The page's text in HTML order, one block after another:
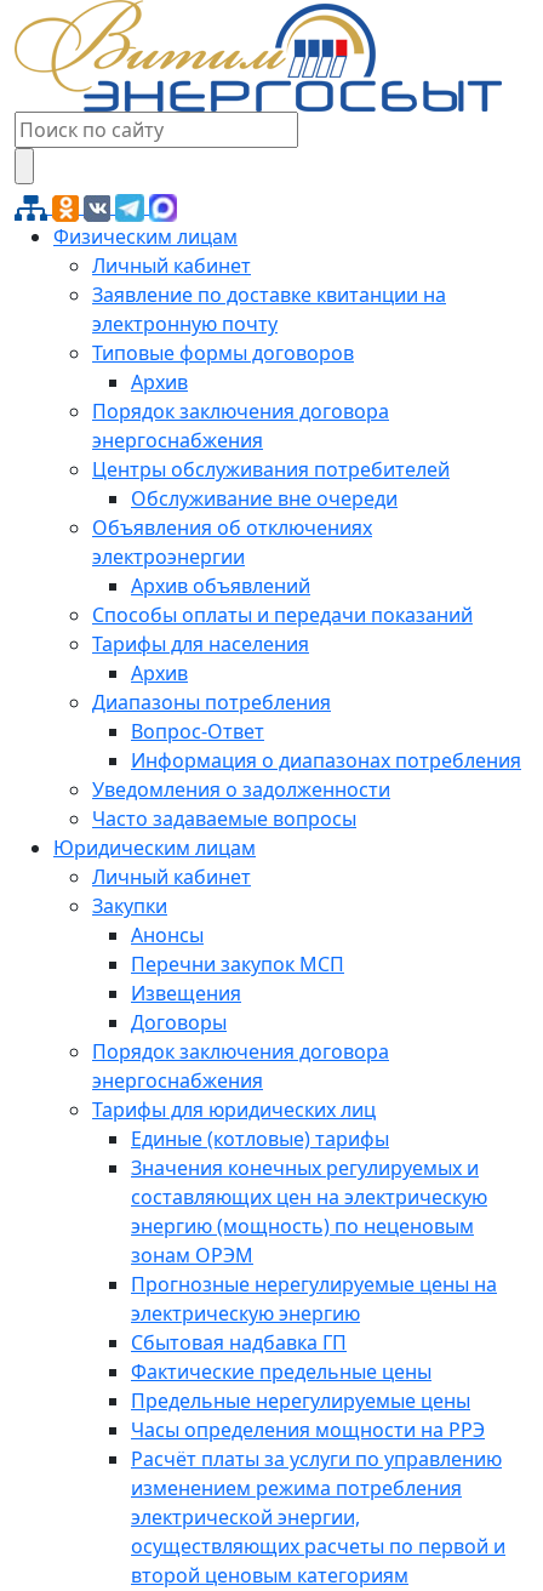
Физическим лицам
Личный кабинет
Заявление по доставке квитанции на
электронную почту
Типовые формы договоров
Архив
Порядок заключения договора
энергоснабжения
Центры обслуживания потребителей
Обслуживание вне очереди
Объявления об отключениях
электроэнергии
Архив объявлений
Способы оплаты и передачи показаний
Тарифы для населения
Архив
Диапазоны потребления
Вопрос-Ответ
Информация о диапазонах потребления
Уведомления о задолженности
Часто задаваемые вопросы
Юридическим лицам
Личный кабинет
Закупки
Анонсы
Перечни закупок МСП
Извещения
Договоры
Порядок заключения договора
энергоснабжения
Тарифы для юридических лиц
Единые (котловые) тарифы
Значения конечных регулируемых и
составляющих цен на электрическую
энергию (мощность) по неценовым
зонам ОРЭМ
Прогнозные нерегулируемые цены на
электрическую энергию
Сбытовая надбавка ГП
Фактические предельные цены
Предельные нерегулируемые цены
Часы определения мощности на РРЭ
Расчёт платы за услуги по управлению
изменением режима потребления
электрической энергии,
осуществляющих расчеты по первой и
второй ценовым категориям